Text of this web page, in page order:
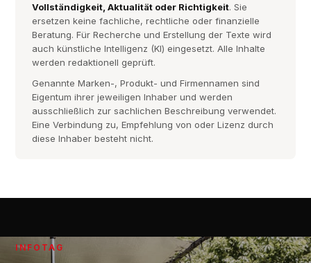
Vollständigkeit, Aktualität oder Richtigkeit. Sie
ersetzen keine fachliche, rechtliche oder finanzielle
Beratung. Für Recherche und Erstellung der Texte wird
auch künstliche Intelligenz (KI) eingesetzt. Alle Inhalte
werden redaktionell geprüft.
Genannte Marken-, Produkt- und Firmennamen sind
Eigentum ihrer jeweiligen Inhaber und werden
ausschließlich zur sachlichen Beschreibung verwendet.
Eine Verbindung zu, Empfehlung von oder Lizenz durch
diese Inhaber besteht nicht.
INFOTAG